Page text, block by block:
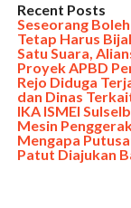
Recent Posts
Seseorang
Tetap Harus
Satu Suara,
Proyek APBD
Rejo Diduga
dan Dinas
IKA ISMEI
Mesin
Mengapa
Patut Diajukan